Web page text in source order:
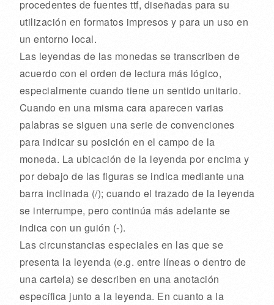
procedentes de fuentes ttf, diseñadas para su
utilización en formatos impresos y para un uso en
un entorno local.
Las leyendas de las monedas se transcriben de
acuerdo con el orden de lectura más lógico,
especialmente cuando tiene un sentido unitario.
Cuando en una misma cara aparecen varias
palabras se siguen una serie de convenciones
para indicar su posición en el campo de la
moneda. La ubicación de la leyenda por encima y
por debajo de las figuras se indica mediante una
barra inclinada (/); cuando el trazado de la leyenda
se interrumpe, pero continúa más adelante se
indica con un guión (-).
Las circunstancias especiales en las que se
presenta la leyenda (e.g. entre líneas o dentro de
una cartela) se describen en una anotación
específica junto a la leyenda. En cuanto a la